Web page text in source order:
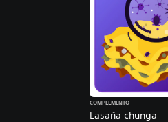
Lasaña chunga
COMPLEMENTO